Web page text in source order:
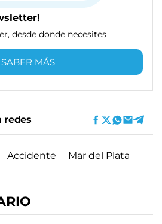
desde donde necesites
SABER MÁS
redes
Accidente Mar del Plata